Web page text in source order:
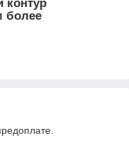
контур
более